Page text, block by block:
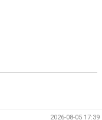
2026-08-05 17:39